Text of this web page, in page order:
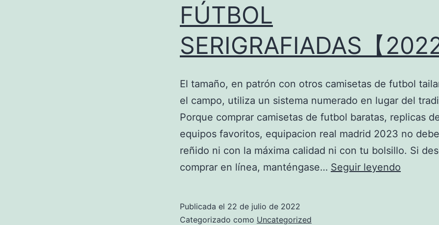
FÚTBOL
SERIGRAFIADAS【2022
El tamaño, en patrón con otros camisetas de futbol
el campo, utiliza un sistema numerado en lugar del
Porque comprar camisetas de futbol baratas, replicas
equipos favoritos, equipacion real madrid 2023 no
reñido ni con la máxima calidad ni con tu bolsillo. Si
comprar en línea, manténgase… Seguir leyendo
Publicada el 22 de julio de 2022
Categorizado como Uncategorized